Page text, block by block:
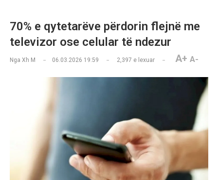
70% e qytetarëve përdorin flejnë me
televizor ose celular të ndezur
Nga Xh M 06.03.2026 19:59 2,397 e lexuar A+ A-